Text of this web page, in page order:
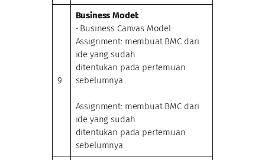
9
Business Model:
• Business Canvas Model
Assignment: membuat BMC dari
ide yang sudah
ditentukan pada pertemuan
sebelumnya
Assignment: membuat BMC dari
ide yang sudah
ditentukan pada pertemuan
sebelumnya